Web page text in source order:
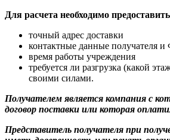
Для расчета необходимо
точный адрес доставки
контактные данные получателя
время работы учреждения
требуется ли разгрузка (какой
своими силами.
Получателем является компания с
договор поставки или которая
Представитель получателя при